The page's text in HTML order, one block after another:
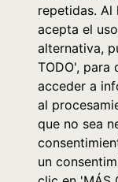
repetidas. Al
acepta el
alternativa,
TODO', para
acceder a
al
que no sea
un